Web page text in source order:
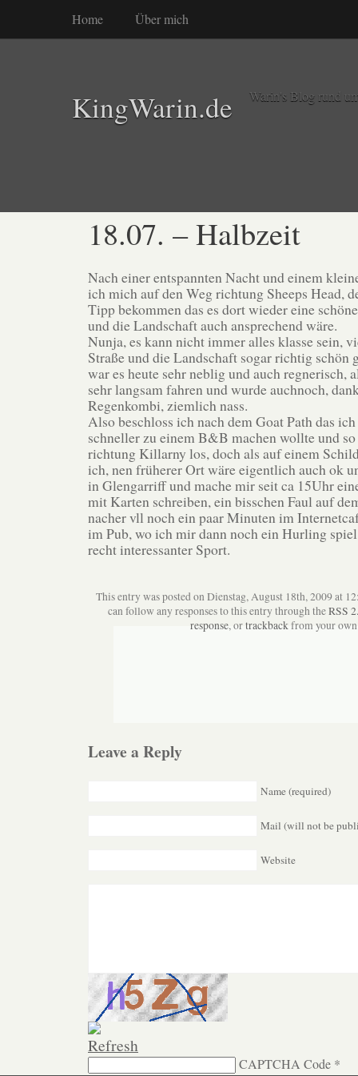
Home Über mich
KingWarin.de Warin's Blog rund
18.07. – Halbzeit
Nach einer entspannten Nacht und einem
ich mich auf den Weg richtung Sheeps Head,
Tipp bekommen das es dort wieder eine
und die Landschaft auch ansprechend wäre.
Nunja, es kann nicht immer alles klasse sein,
Straße und die Landschaft sogar richtig schön
war es heute sehr neblig und auch regnerisch,
sehr langsam fahren und wurde auchnoch,
Regenkombi, ziemlich nass.
Also beschloss ich nach dem Goat Path das
schneller zu einem B&B machen wollte und
richtung Killarny los, doch als auf einem
ich, nen früherer Ort wäre eigentlich auch ok
in Glengarriff und mache mir seit ca 15Uhr
mit Karten schreiben, ein bisschen Faul auf
nacher vll noch ein paar Minuten im
im Pub, wo ich mir dann noch ein Hurling spiel
recht interessanter Sport.
This entry was posted on Dienstag, August 18th, 2009 at
can follow any responses to this entry through theRSS
response, ortrackbackfrom your
Leave a Reply
Name (required)
Mail (will not be
Website
CAPTCHA Code *